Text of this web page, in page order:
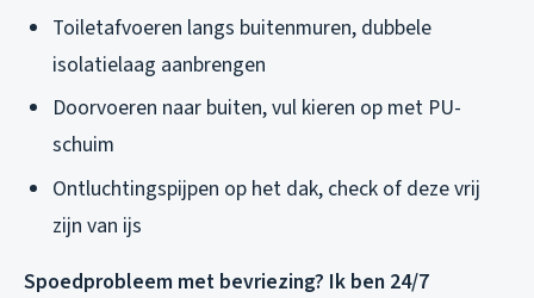
Toiletafvoeren langs buitenmuren, dubbele
isolatielaag aanbrengen
Doorvoeren naar buiten, vul kieren op met PU-
schuim
Ontluchtingspijpen op het dak, check of deze vrij
zijn van ijs
Spoedprobleem met bevriezing? Ik ben 24/7